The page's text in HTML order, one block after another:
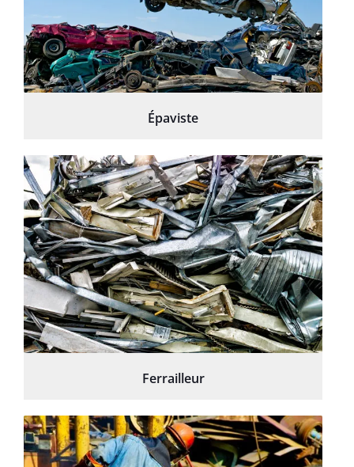
Épaviste
Ferrailleur